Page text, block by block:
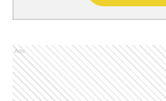
Ads